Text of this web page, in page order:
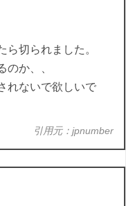
ら切られました。
のか、、
れないで欲しいで
引用元：jpnumber